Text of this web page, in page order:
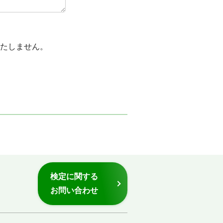
しません。
検定に関する
お問い合わせ